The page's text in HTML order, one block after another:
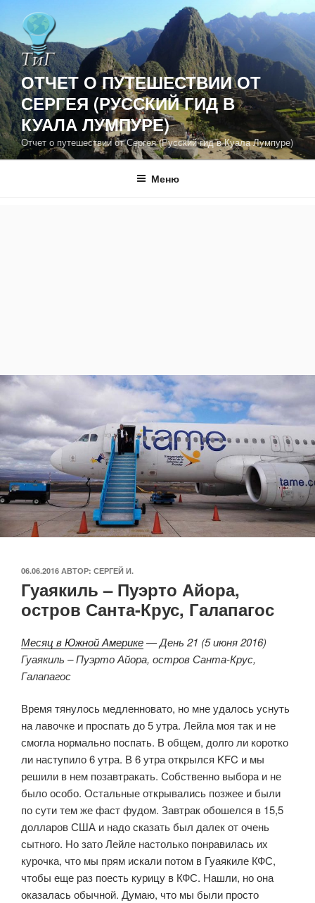
содержимому
ОТЧЕТ О ПУТЕШЕСТВИИ ОТ
СЕРГЕЯ (РУССКИЙ ГИД В
КУАЛА ЛУМПУРЕ)
Отчет о путешествии от Сергея (Русский гид в Куала Лумпуре)
Меню
ОПУБЛИКОВАНО
06.06.2016 АВТОР: СЕРГЕЙ И.
Гуаякиль – Пуэрто Айора,
остров Санта-Крус, Галапагос
Месяц в Южной Америке— День 21 (5 июня 2016)
Гуаякиль – Пуэрто Айора, остров Санта-Крус,
Галапагос
Время тянулось медленновато, но мне удалось уснуть
на лавочке и проспать до 5 утра. Лейла моя так и не
смогла нормально поспать. В общем, долго ли коротко
ли наступило 6 утра. В 6 утра открылся KFC и мы
решили в нем позавтракать. Собственно выбора и не
было особо. Остальные открывались позжее и были
по сути тем же фаст фудом. Завтрак обошелся в 15,5
долларов США и надо сказать был далек от очень
сытного. Но зато Лейле настолько понравилась их
курочка, что мы прям искали потом в Гуаякиле КФС,
чтобы еще раз поесть курицу в КФС. Нашли, но она
оказалась обычной. Думаю, что мы были просто